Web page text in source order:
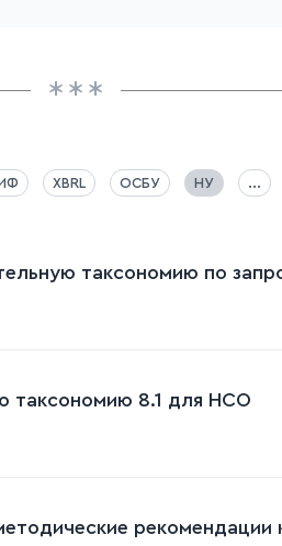
XBRL ОСБУ НУ ...
таксономию по
таксономию 8.1 для НСО
рекомендации